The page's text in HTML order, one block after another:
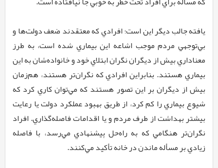
يافته جالب ديگر اين است؛ افرادي كه معتقدند ضعف دولت‌ها و
بي‌توجهي مردم موجب اشاعه اين بيماري شده است، به طرز
معناداري بيش از ديگران نگران ابتلاي خود و خانواده‌شان به اين
بيماري هستند. بنابراين افرادي كه نگران‌تر هستند، هم‌زمان
بيش از ديگران بر اين تصور هستند كه مي‌توان كاري كرد كه
شيوع بيماري را كم كرد، از طريق بهبود عملكرد دولت يا رعايت
بيشتر بهداشت از طرف مردم و یا اقدامات فاصله‌گذاري. افراد
نگران‌تر هنگامي كه به راه‌حل پيشنهادي مي‌رسد، با فاصله
زيادي بر مسأله ماندن در خانه تأكيد مي‌كنند.